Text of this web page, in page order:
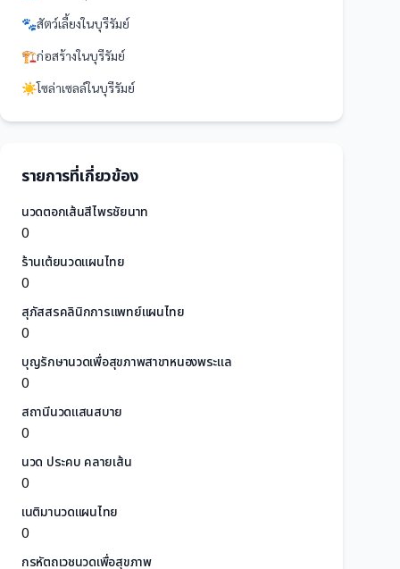
🐾สัตว์เลี้ยงในบุรีรัมย์
🏗️ก่อสร้างในบุรีรัมย์
☀️โซล่าเซลล์ในบุรีรัมย์
รายการที่เกี่ยวข้อง
นวดตอกเส้นสีไพรชัยนาท
0
ร้านเต้ยนวดแผนไทย
0
สุภัสสรคลินิกการแพทย์แผนไทย
0
บุญรักษานวดเพื่อสุขภาพสาขาหนองพระแล
0
สถานีนวดแสนสบาย
0
นวด ประคบ คลายเส้น
0
เนติมานวดแผนไทย
0
กรหัตถเวชนวดเพื่อสุขภาพ